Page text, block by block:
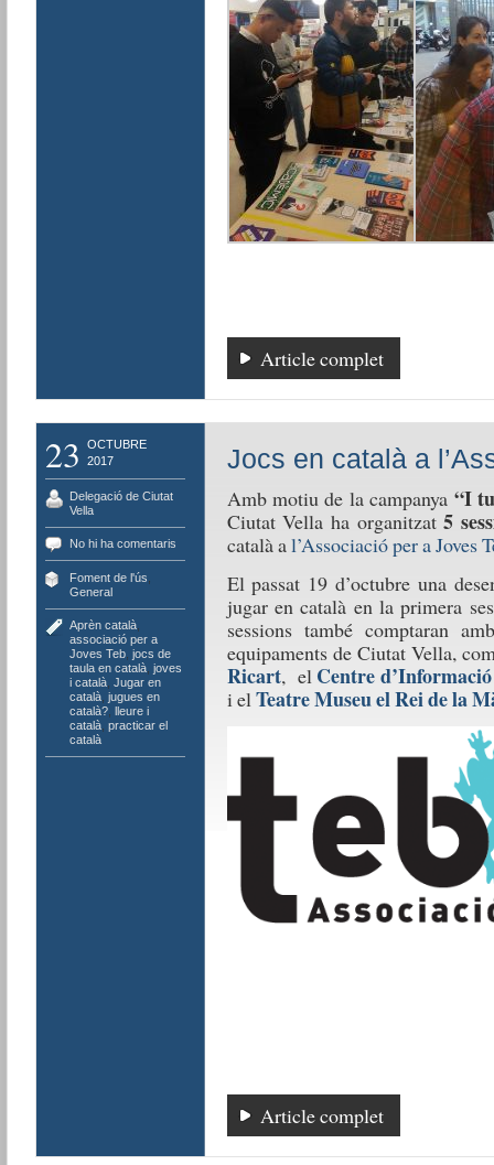
Article complet
23
OCTUBRE
2017
Delegació de Ciutat
Vella
No hi ha comentaris
Foment de l'ús
General
Aprèn català,
associació per a
Joves Teb, jocs de
taula en català, joves
i català, Jugar en
català, jugues en
català?, lleure i
català, practicar el
català
Jocs en català a
Amb motiu de la campanya “I
Ciutat Vella ha organitzat5
català al’Associació per a Joves
El passat 19 d’octubre una
jugar en català en la primera
sessions també comptaran
equipaments de Ciutat Vella,
Ricart, el Centre
i elTeatre Museu el Rei de la
Article complet